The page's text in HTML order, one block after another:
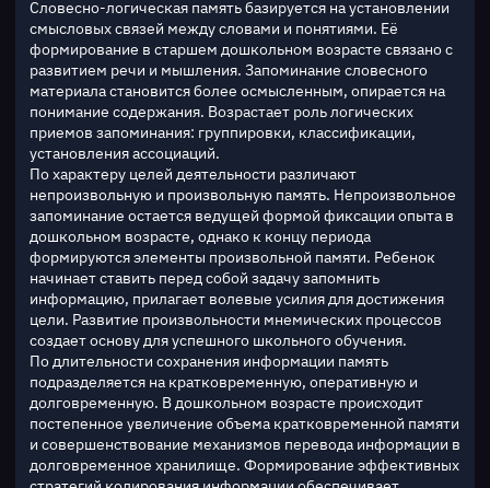
Словесно-логическая память базируется на установлении
смысловых связей между словами и понятиями. Её
формирование в старшем дошкольном возрасте связано с
развитием речи и мышления. Запоминание словесного
материала становится более осмысленным, опирается на
понимание содержания. Возрастает роль логических
приемов запоминания: группировки, классификации,
установления ассоциаций.
По характеру целей деятельности различают
непроизвольную и произвольную память. Непроизвольное
запоминание остается ведущей формой фиксации опыта в
дошкольном возрасте, однако к концу периода
формируются элементы произвольной памяти. Ребенок
начинает ставить перед собой задачу запомнить
информацию, прилагает волевые усилия для достижения
цели. Развитие произвольности мнемических процессов
создает основу для успешного школьного обучения.
По длительности сохранения информации память
подразделяется на кратковременную, оперативную и
долговременную. В дошкольном возрасте происходит
постепенное увеличение объема кратковременной памяти
и совершенствование механизмов перевода информации в
долговременное хранилище. Формирование эффективных